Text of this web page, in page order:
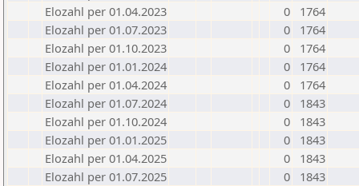
Elozahl per 01.04.2023
0
1764
Elozahl per 01.07.2023
0
1764
Elozahl per 01.10.2023
0
1764
Elozahl per 01.01.2024
0
1764
Elozahl per 01.04.2024
0
1764
Elozahl per 01.07.2024
0
1843
Elozahl per 01.10.2024
0
1843
Elozahl per 01.01.2025
0
1843
Elozahl per 01.04.2025
0
1843
Elozahl per 01.07.2025
0
1843